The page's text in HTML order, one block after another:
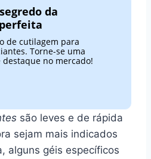
da
de cutilagem para
Torne-se uma
no mercado!
são leves e de rápida
sejam mais indicados
alguns géis específicos